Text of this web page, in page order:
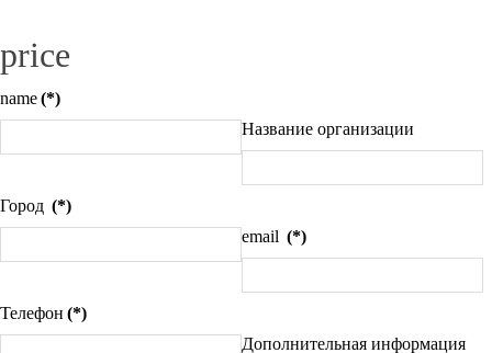
price
name(*)
Название организации
Город (*)
email (*)
Телефон (*)
Дополнительная информация